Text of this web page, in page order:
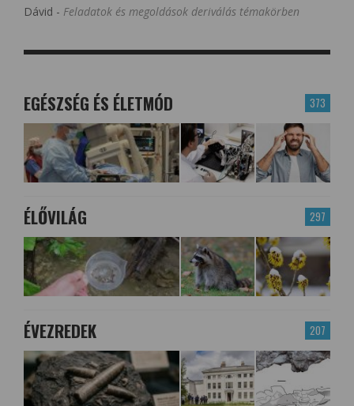
Dávid - Feladatok és megoldások deriválás témakörben
373
EGÉSZSÉG ÉS ÉLETMÓD
297
ÉLŐVILÁG
207
ÉVEZREDEK